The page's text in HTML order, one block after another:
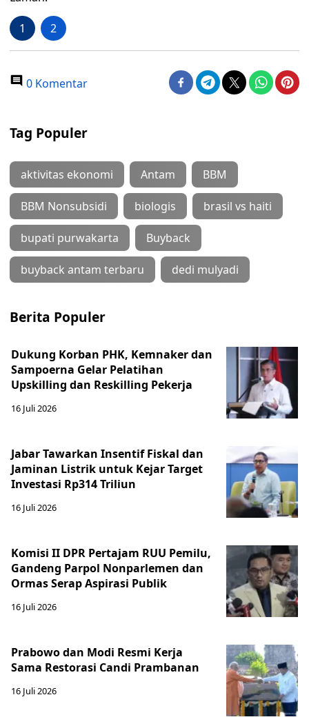
1 2
0 Komentar
Tag Populer
aktivitas ekonomi Antam BBM
BBM Nonsubsidi biologis brasil vs haiti
bupati purwakarta Buyback
buyback antam terbaru dedi mulyadi
Berita Populer
Dukung Korban PHK, Kemnaker dan
Sampoerna Gelar Pelatihan
Upskilling dan Reskilling Pekerja
16 Juli 2026
Jabar Tawarkan Insentif Fiskal dan
Jaminan Listrik untuk Kejar Target
Investasi Rp314 Triliun
16 Juli 2026
Komisi II DPR Pertajam RUU Pemilu,
Gandeng Parpol Nonparlemen dan
Ormas Serap Aspirasi Publik
16 Juli 2026
Prabowo dan Modi Resmi Kerja
Sama Restorasi Candi Prambanan
16 Juli 2026